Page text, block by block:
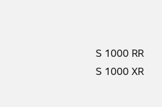
S 1000 RR
S 1000 XR